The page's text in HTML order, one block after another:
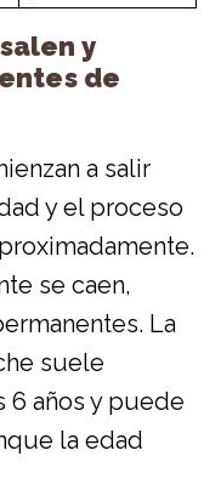
y
de
a salir
y el proceso
se caen,
La
suele
6 años y puede
la edad